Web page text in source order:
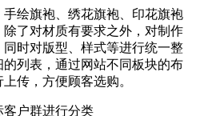
绘旗袍、绣花旗袍、印花旗袍
了对材质有要求之外，对制作
时对版型、样式等进行统一整
列表，通过网站不同板块的布
传，方便顾客选购。
户群进行分类